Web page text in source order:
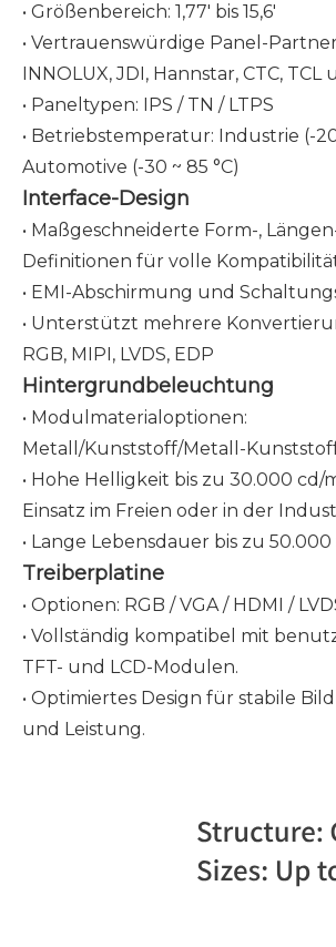
• Größenbereich: 1,77' bis 15,6'
• Vertrauenswürdige Panel-
INNOLUX, JDI, Hannstar, CTC, TCL
• Paneltypen: IPS / TN / LTPS
• Betriebstemperatur: Industrie (-20
Automotive (-30 ~ 85 °C)
Interface-Design
• Maßgeschneiderte Form-,
Definitionen für volle
• EMI-Abschirmung und
• Unterstützt mehrere
RGB, MIPI, LVDS, EDP
Hintergrundbeleuchtung
• Modulmaterialoptionen:
Metall/Kunststoff/Metall-
• Hohe Helligkeit bis zu 30.000 cd/
Einsatz im Freien oder in der
• Lange Lebensdauer bis zu
Treiberplatine
• Optionen: RGB / VGA / HDMI /
• Vollständig kompatibel mit
TFT- und LCD-Modulen.
• Optimiertes Design für stabile
und Leistung.